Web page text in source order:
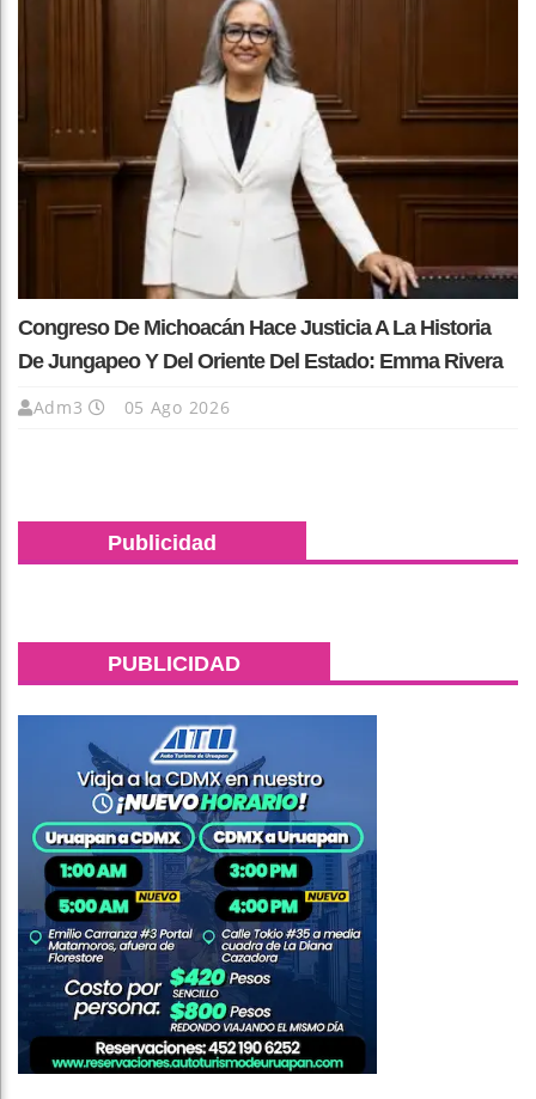
Congreso De Michoacán Hace Justicia A La Historia
De Jungapeo Y Del Oriente Del Estado: Emma Rivera
Adm3 05 Ago 2026
Publicidad
PUBLICIDAD